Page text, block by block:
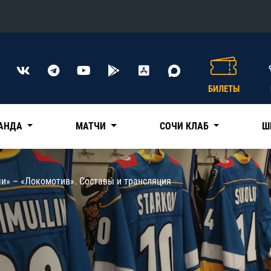
Конференция «Восток»
Нефтехимик
Трактор
Дивизион Чернышева
Адмирал
КХЛ
БИЛЕТЫ
МАТЧИ СОЧИ КЛАБ
– «Локомотив». Составы и трансляция